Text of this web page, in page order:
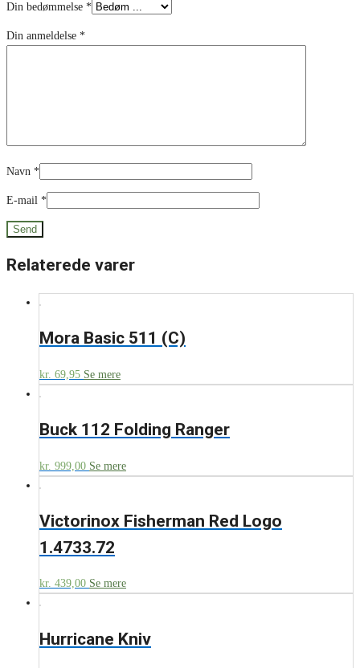
Din bedømmelse *
Din anmeldelse *
Navn *
E-mail *
Relaterede varer
Mora Basic 511 (C)
kr. 69,95 Se mere
Buck 112 Folding Ranger
kr. 999,00 Se mere
Victorinox Fisherman Red Logo
1.4733.72
kr. 439,00 Se mere
Hurricane Kniv